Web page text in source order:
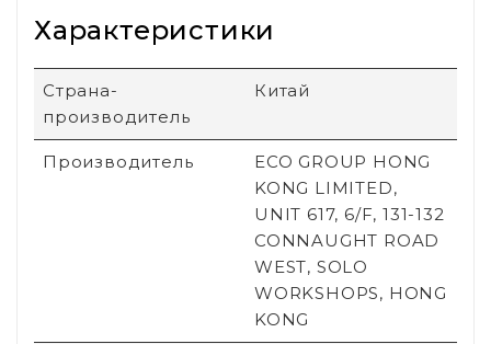
Характеристики
Страна-
производитель
Китай
Производитель
ECO GROUP HONG
KONG LIMITED,
UNIT 617, 6/F, 131-132
CONNAUGHT ROAD
WEST, SOLO
WORKSHOPS, HONG
KONG